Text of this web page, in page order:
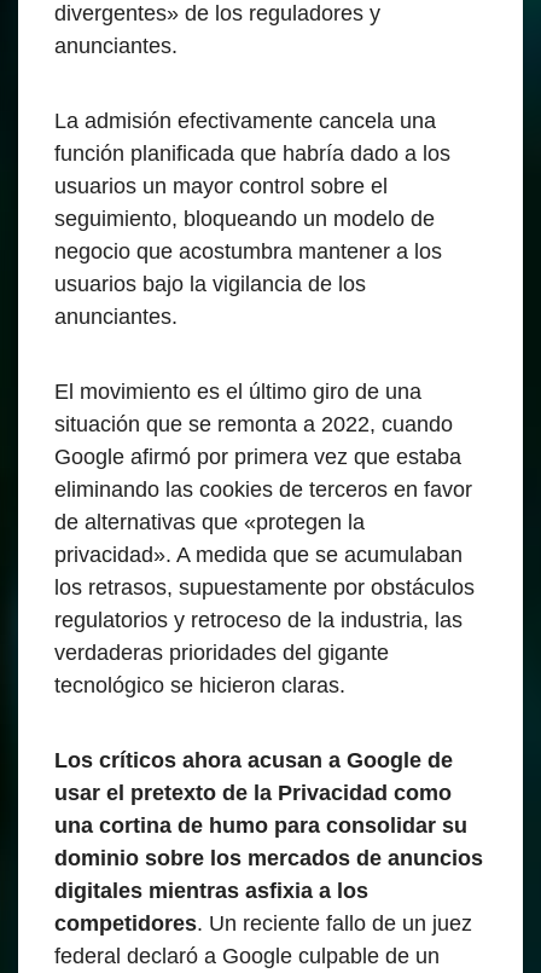
divergentes» de los reguladores y
anunciantes.
La admisión efectivamente cancela una
función planificada que habría dado a los
usuarios un mayor control sobre el
seguimiento, bloqueando un modelo de
negocio que acostumbra mantener a los
usuarios bajo la vigilancia de los
anunciantes.
El movimiento es el último giro de una
situación que se remonta a 2022, cuando
Google afirmó por primera vez que estaba
eliminando las cookies de terceros en favor
de alternativas que «protegen la
privacidad». A medida que se acumulaban
los retrasos, supuestamente por obstáculos
regulatorios y retroceso de la industria, las
verdaderas prioridades del gigante
tecnológico se hicieron claras.
Los críticos ahora acusan a Google de
usar el pretexto de la Privacidad como
una cortina de humo para consolidar su
dominio sobre los mercados de anuncios
digitales mientras asfixia a los
competidores. Un reciente fallo de un juez
federal declaró a Google culpable de un